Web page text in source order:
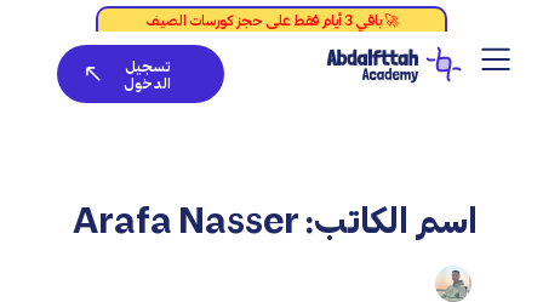
تسجيل
الدخول
اسم الكاتب: Arafa Nasser